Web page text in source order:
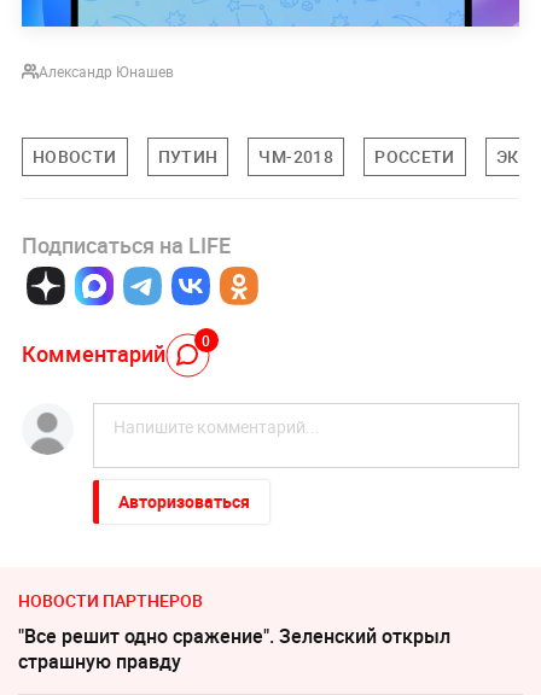
Александр Юнашев
НОВОСТИ ПУТИН ЧМ-2018 РОССЕТИ
Подписаться на LIFE
Комментарий 0
Авторизоваться
НОВОСТИ ПАРТНЕРОВ
"Все решит одно сражение". Зеленский открыл
страшную правду